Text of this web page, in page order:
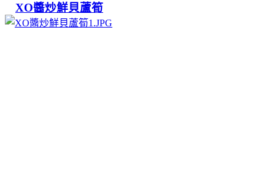
XO醬炒鮮貝蘆筍